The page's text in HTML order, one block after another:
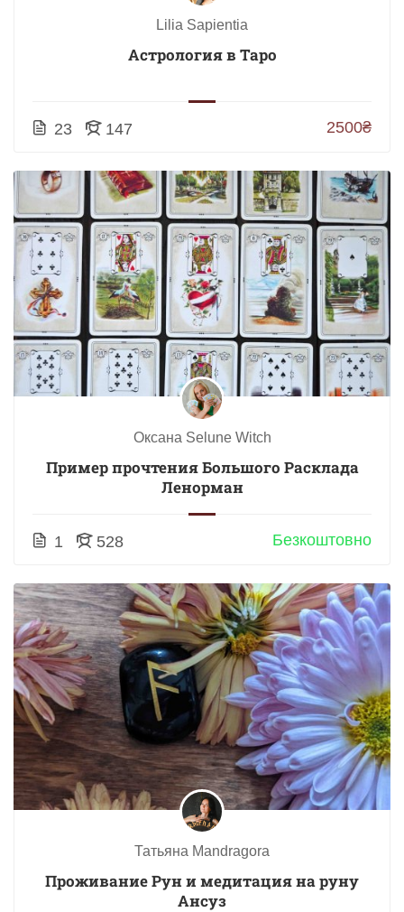
Lilia Sapientia
Астрология в Таро
23 147 2500₴
Оксана Selune Witch
Пример прочтения Большого Расклада
Ленорман
1 528 Безкоштовно
Татьяна Mandragora
Проживание Рун и медитация на руну
Ансуз